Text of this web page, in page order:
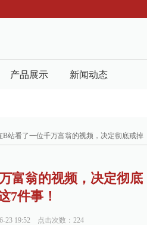
产品展示 新闻动态
B站看了一位千万富翁的视频，决定彻底戒掉
富翁的视频，决定彻底
7件事！
23 19:52 点击次数：224